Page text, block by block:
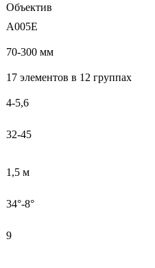
Объектив
A005E
70-300 мм
17 элементов в 12 группах
4-5,6
32-45
1,5 м
34°-8°
9